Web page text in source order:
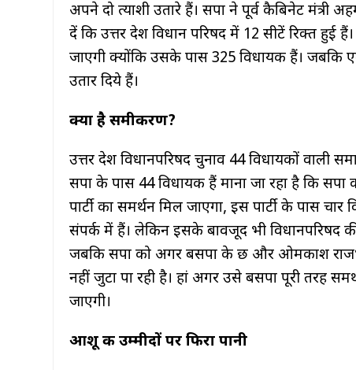
अपने दो प्रत्याशी उतारे हैं। सपा ने पूर्व कैबिनेट मंत्री
दें कि उत्तर प्रदेश विधान परिषद में 12 सीटें रिक्त
जाएगी क्योंकि उसके पास 325 विधायक हैं। जबकि
उतार दिये हैं।
क्या है समीकरण?
उत्तर प्रदेश विधानपरिषद चुनाव 44 विधायकों वाली
सपा के पास 44 विधायक हैं माना जा रहा है कि सपा
पार्टी का समर्थन मिल जाएगा, इस पार्टी के पास
संपर्क में हैं। लेकिन इसके बावजूद भी विधानपरिषद
जबकि सपा को अगर बसपा के छ और ओमप्रकाश
नहीं जुटा पा रही है। हां अगर उसे बसपा पूरी तरह
जाएगी।
आशू की उम्मीदों पर फिरा पानी